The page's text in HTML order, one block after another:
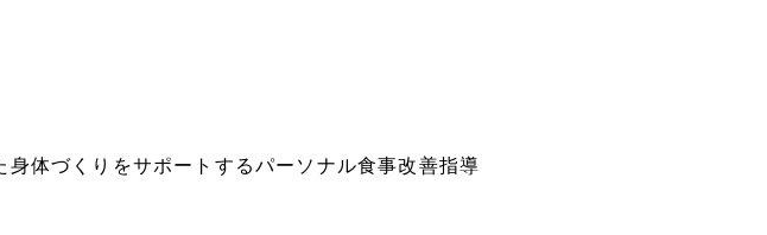
体づくりをサポートするパーソナル食事改善指導